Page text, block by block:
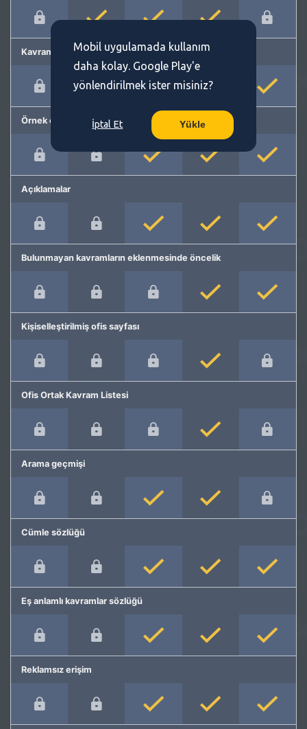
Kavram önerme
Örnek cümleler
Açıklamalar
Bulunmayan kavramların eklenmesinde öncelik
Kişiselleştirilmiş ofis sayfası
Ofis Ortak Kavram Listesi
Arama geçmişi
Cümle sözlüğü
Eş anlamlı kavramlar sözlüğü
Reklamsız erişim
Mobil uygulamada kullanım
daha kolay. Google Play'e
yönlendirilmek ister misiniz?
İptal Et Yükle